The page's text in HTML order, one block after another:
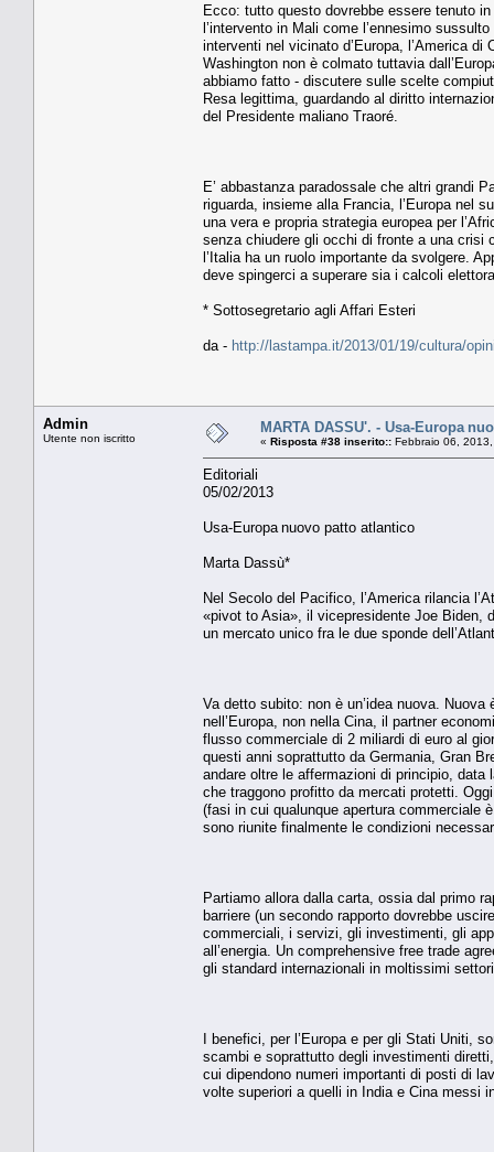
Ecco: tutto questo dovrebbe essere tenuto
l’intervento in Mali come l’ennesimo
interventi nel vicinato d’Europa, l’America
Washington non è colmato tuttavia
abbiamo fatto - discutere sulle scelte
Resa legittima, guardando al diritto
del Presidente maliano Traoré.
E’ abbastanza paradossale che altri grandi
riguarda, insieme alla Francia, l’Europa nel
una vera e propria strategia europea per
senza chiudere gli occhi di fronte a una crisi
l’Italia ha un ruolo importante da svolgere.
deve spingerci a superare sia i calcoli
* Sottosegretario agli Affari Esteri
da - http://lastampa.it/2013/01/19/cultura/
Admin
Utente non iscritto
MARTA DASSU'. - Usa-Europa
« Risposta #38 inserito:: Febbraio 06,
Editoriali
05/02/2013
Usa-Europa nuovo patto atlantico
Marta Dassù*
Nel Secolo del Pacifico, l’America rilancia
«pivot to Asia», il vicepresidente Joe Biden,
un mercato unico fra le due sponde
Va detto subito: non è un’idea nuova.
nell’Europa, non nella Cina, il partner
flusso commerciale di 2 miliardi di euro al
questi anni soprattutto da Germania, Gran
andare oltre le affermazioni di principio,
che traggono profitto da mercati protetti.
(fasi in cui qualunque apertura commerciale
sono riunite finalmente le condizioni
Partiamo allora dalla carta, ossia dal primo
barriere (un secondo rapporto dovrebbe
commerciali, i servizi, gli investimenti, gli
all’energia. Un comprehensive free trade
gli standard internazionali in moltissimi
I benefici, per l’Europa e per gli Stati Uniti,
scambi e soprattutto degli investimenti
cui dipendono numeri importanti di posti di
volte superiori a quelli in India e Cina messi